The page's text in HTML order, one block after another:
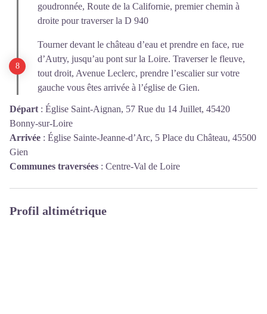
goudronnée, Route de la Californie, premier chemin à
droite pour traverser la D 940
Tourner devant le château d’eau et prendre en face, rue
d’Autry, jusqu’au pont sur la Loire. Traverser le fleuve,
tout droit, Avenue Leclerc, prendre l’escalier sur votre
gauche vous êtes arrivée à l’église de Gien.
Départ : Église Saint-Aignan, 57 Rue du 14 Juillet, 45420
Bonny-sur-Loire
Arrivée : Église Sainte-Jeanne-d’Arc, 5 Place du Château, 45500
Gien
Communes traversées : Centre-Val de Loire
Profil altimétrique